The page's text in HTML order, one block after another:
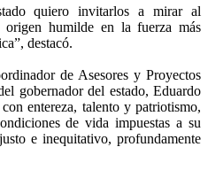
quiero invitarlos a mirar al
humilde en la fuerza más
destacó.
de Asesores y Proyectos
gobernador del estado, Eduardo
entereza, talento y patriotismo,
de vida impuestas a su
e inequitativo, profundamente